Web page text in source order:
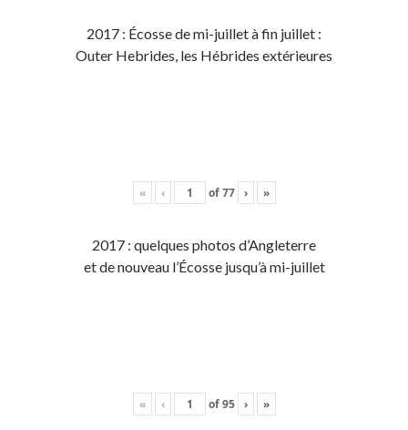
2017 : Écosse de mi-juillet à fin juillet :
Outer Hebrides, les Hébrides extérieures
« ‹ of77 › »
2017 : quelques photos d’Angleterre
et de nouveau l’Écosse jusqu’à mi-juillet
« ‹ of95 › »